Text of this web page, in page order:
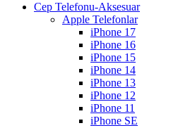
Cep Telefonu-Aksesuar
Apple Telefonlar
iPhone 17
iPhone 16
iPhone 15
iPhone 14
iPhone 13
iPhone 12
iPhone 11
iPhone SE